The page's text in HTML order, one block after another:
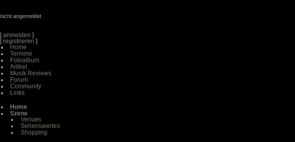
nicht angemeldet
[anmelden ]
[registrieren ]
Home
Termine
Fotoalbum
Artikel
Musik Reviews
Forum
Community
Links
Home
Szene
Venues
Sehenswertes
Shopping